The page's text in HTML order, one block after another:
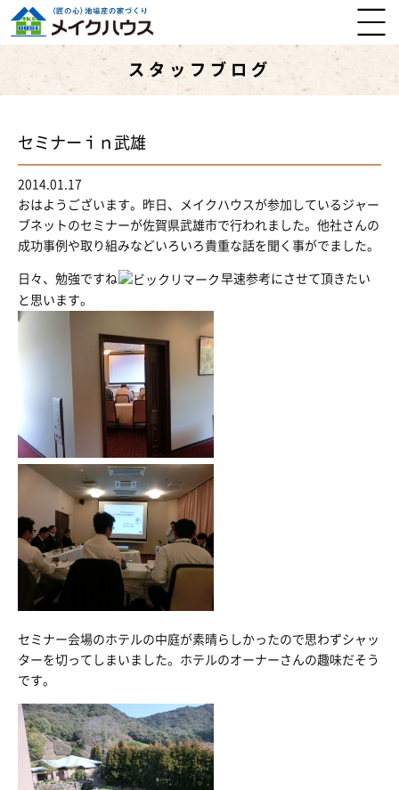
スタッフブログ
セミナーｉｎ武雄
2014.01.17
おはようございます。昨日、メイクハウスが参加しているジャー
ブネットのセミナーが佐賀県武雄市で行われました。他社さんの
成功事例や取り組みなどいろいろ貴重な話を聞く事がでました。
日々、勉強ですね
早速参考にさせて頂きたい
と思います。
セミナー会場のホテルの中庭が素晴らしかったので思わずシャッ
ターを切ってしまいました。ホテルのオーナーさんの趣味だそう
です。